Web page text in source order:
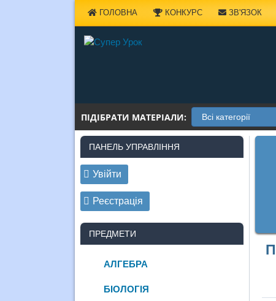
ГОЛОВНА КОНКУРС ЗВ'ЯЗОК
ПІДІБРАТИ МАТЕРІАЛИ:
ПАНЕЛЬ УПРАВЛІННЯ
Увійти
Реєстрація
ПРЕДМЕТИ
АЛГЕБРА
БІОЛОГІЯ